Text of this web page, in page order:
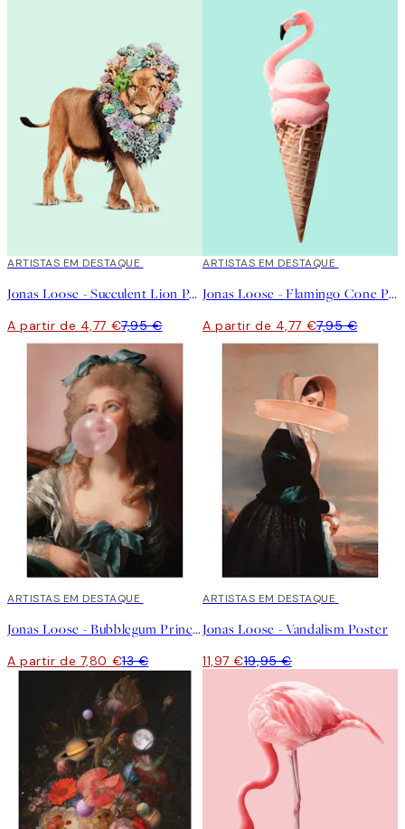
40%*
ARTISTAS EM DESTAQUE
Jonas Loose - Succulent Lion Poster
A partir de 4,77 €7,95 €
40%*
ARTISTAS EM DESTAQUE
Jonas Loose - Flamingo Cone Poster
A partir de 4,77 €7,95 €
40%*
ARTISTAS EM DESTAQUE
Jonas Loose - Bubblegum Princess Poster
A partir de 7,80 €13 €
40%*
ARTISTAS EM DESTAQUE
Jonas Loose - Vandalism Poster
11,97 €19,95 €